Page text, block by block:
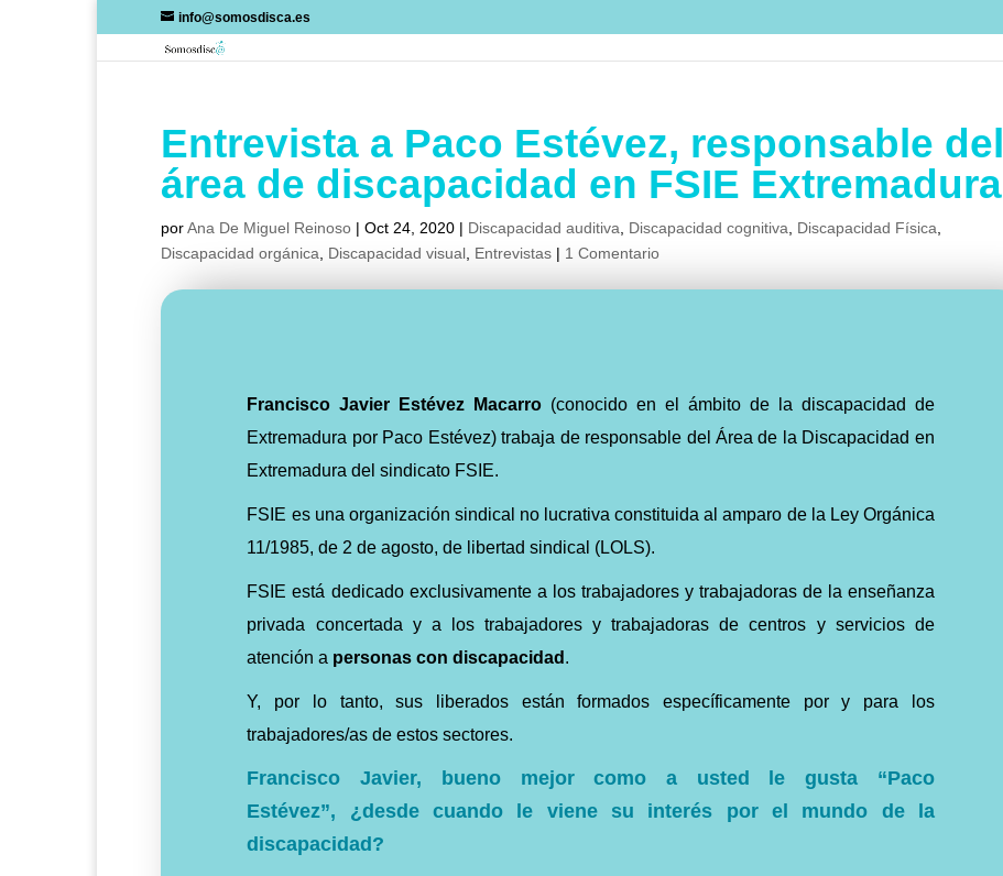
info@somosdisca.es
Entrevista a Paco Estévez, responsable del
área de discapacidad en FSIE Extremadura
porAna De Miguel Reinoso |Oct 24, 2020 | Discapacidad auditiva Discapacidad cognitiva Discapacidad Física
Discapacidad orgánica
Discapacidad visual Entrevistas | 1 Comentario
Francisco Javier Estévez Macarro (conocido en el ámbito de la discapacidad de
Extremadura por Paco Estévez) trabaja de responsable del Área de la Discapacidad en
Extremadura del sindicato FSIE.
FSIE es una organización sindical no lucrativa constituida al amparo de la Ley Orgánica
11/1985, de 2 de agosto, de libertad sindical (LOLS).
FSIE está dedicado exclusivamente a los trabajadores y trabajadoras de la enseñanza
privada concertada y a los trabajadores y trabajadoras de centros y servicios de
atención a personas con discapacidad .
Y, por lo tanto, sus liberados están formados específicamente por y para los
trabajadores/as de estos sectores.
Francisco Javier, bueno mejor como a usted le gusta
“Paco
Estévez”, ¿desde cuando le viene su interés por
el mundo de la
discapacidad?